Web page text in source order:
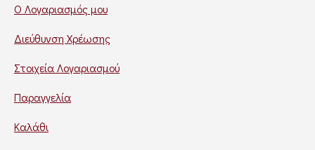
Ο Λογαριασμός μου
Διεύθυνση Χρέωσης
Στοιχεία Λογαριασμού
Παραγγελία
Καλάθι